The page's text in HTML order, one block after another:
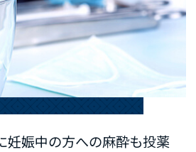
妊娠中の方への麻酔も投薬